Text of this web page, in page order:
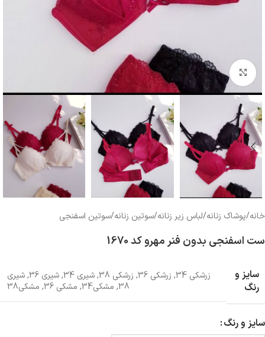
بزرگنمایی تصویر
خانه/پوشاک زنانه/لباس زیر زنانه/سوتین زنانه/سوتین اسفنجی
ست اسفنجی بدون فنر مهرو کد 1670
سایز و
رنگ
زرشکی 34 , زرشکی 36 , زرشکی 38 ,شیری 34 ,شیری 36 ,شیری
38
, مشکی34 , مشکی 36 , مشکی38
سایز و رنگ